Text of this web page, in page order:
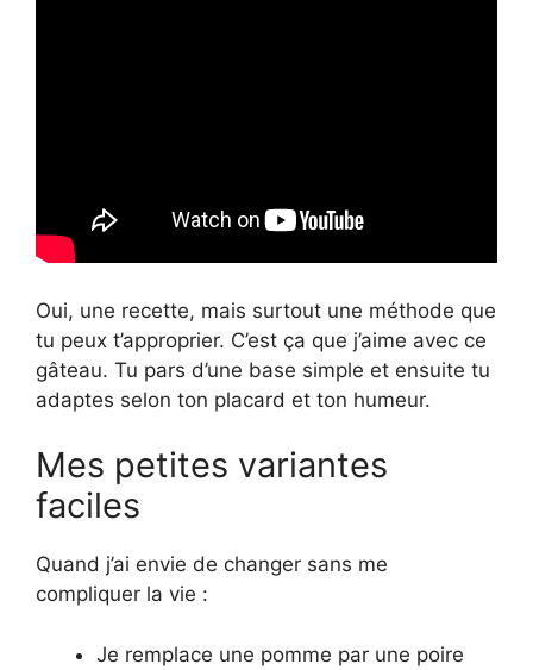
Oui, une recette, mais surtout une méthode que
tu peux t’approprier. C’est ça que j’aime avec ce
gâteau. Tu pars d’une base simple et ensuite tu
adaptes selon ton placard et ton humeur.
Mes petites variantes
faciles
Quand j’ai envie de changer sans me
compliquer la vie :
Je remplace une pomme par une poire